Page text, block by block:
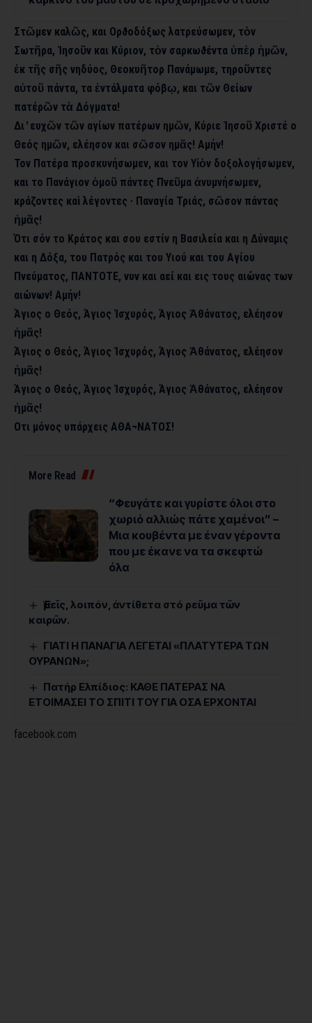
Στῶμεν καλῶς, και Ορϑοδόξως λατρεύσωμεν, τὸν
Σωτῆρα, Ἰησοῦν και Κύριον, τὸν σαρκωϑέντα ὑπὲρ ἡμῶν,
ἐκ τῆς σῆς νηδύος, Θεοκυῆτορ Πανάμωμε, τηροῦντες
αὐτοῦ πάντα, τα ἐντάλματα φόβῳ, και τῶν Θείων
πατέρῶν τὰ Δόγματα!
Δι ̓ ευχῶν τῶν αγίων πατέρων ημῶν, Κύριε Ἰησοῦ Χριστέ ο
Θεός ημῶν, ελέησον και σῶσον ημᾶς! Αμήν!
Τον Πατέρα προσκυνήσωμεν, και τον Υἱὸν δοξολογήσωμεν,
και το Πανάγιον ὁμοῦ πάντες Πνεῦμα ἀνυμνήσωμεν,
κράζοντες καὶ λέγοντες · Παναγία Τριάς, σῶσον πάντας
ἡμᾶς!
Ότι σόν το Κράτος και σου εστίν η Βασιλεία και η Δύναμις
και η Δόξα, του Πατρός και του Υιού και του Αγίου
Πνεύματος, ΠΑΝΤΟΤΕ, νυν και αεί και εις τους αιώνας των
αιώνων! Αμήν!
Άγιος ο Θεός, Άγιος Ἰσχυρός, Άγιος Ἀθάνατος, ελέησον
ἡμᾶς!
Άγιος ο Θεός, Άγιος Ἰσχυρός, Άγιος Ἀθάνατος, ελέησον
ἡμᾶς!
Άγιος ο Θεός, Άγιος Ἰσχυρός, Άγιος Ἀθάνατος, ελέησον
ἡμᾶς!
Οτι μόνος υπάρχεις ΑΘΑ¬ΝΑΤΟΣ!
More Read
“Φευγάτε και γυρίστε όλοι στο
χωριό αλλιώς πάτε χαμένοι” –
Μια κουβέντα με έναν γέροντα
που με έκανε να τα σκεφτώ
όλα
Ἐμεῖς, λοιπόν, ἀντίθετα στό ρεῦμα τῶν
καιρῶν.
ΓΙΑΤΙ Η ΠΑΝΑΓΙΑ ΛΕΓΕΤΑΙ «ΠΛΑΤΥΤΕΡΑ ΤΩΝ
ΟΥΡΑΝΩΝ»;
Πατήρ Ελπίδιος: ΚΑΘΕ ΠΑΤΕΡΑΣ ΝΑ
ΕΤΟΙΜΑΣΕΙ ΤΟ ΣΠΙΤΙ ΤΟΥ ΓΙΑ ΟΣΑ ΕΡΧΟΝΤΑΙ
facebook.com